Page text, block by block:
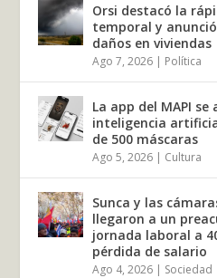
Orsi destacó la
temporal y
daños en viviendas
Ago 7, 2026 | Política
La app del MAPI
inteligencia
de 500 máscaras
Ago 5, 2026 | Cultura
Sunca y las
llegaron a un
jornada laboral a
pérdida de salario
Ago 4, 2026 | Sociedad